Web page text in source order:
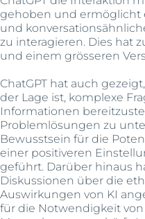
gehoben und ermöglicht
und
zu interagieren. Dies hat
und einem grösseren
ChatGPT hat auch
der Lage ist, komplexe
Informationen
Problemlösungen zu
Bewusstsein für die
einer positiveren
geführt. Darüber hinaus
Diskussionen über die
Auswirkungen von KI
für die Notwendigkeit